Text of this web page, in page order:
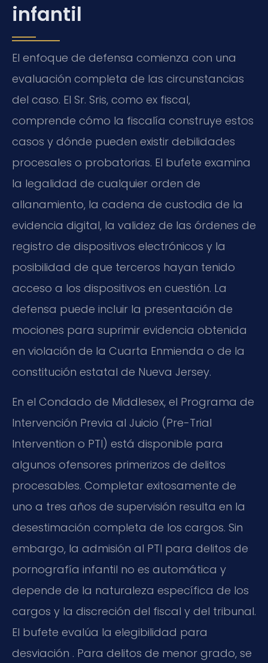
infantil
El enfoque de defensa comienza con una
evaluación completa de las circunstancias
del caso. El Sr. Sris, como ex fiscal,
comprende cómo la fiscalía construye estos
casos y dónde pueden existir debilidades
procesales o probatorias. El bufete examina
la legalidad de cualquier orden de
allanamiento, la cadena de custodia de la
evidencia digital, la validez de las órdenes de
registro de dispositivos electrónicos y la
posibilidad de que terceros hayan tenido
acceso a los dispositivos en cuestión. La
defensa puede incluir la presentación de
mociones para suprimir evidencia obtenida
en violación de la Cuarta Enmienda o de la
constitución estatal de Nueva Jersey.
En el Condado de Middlesex, el Programa de
Intervención Previa al Juicio (Pre-Trial
Intervention o PTI) está disponible para
algunos ofensores primerizos de delitos
procesables. Completar exitosamente de
uno a tres años de supervisión resulta en la
desestimación completa de los cargos. Sin
embargo, la admisión al PTI para delitos de
pornografía infantil no es automática y
depende de la naturaleza específica de los
cargos y la discreción del fiscal y del tribunal.
El bufete evalúa la elegibilidad para
desviación . Para delitos de menor grado, se